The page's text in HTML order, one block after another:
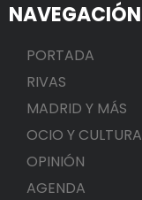
NAVEGACIÓN
PORTADA
RIVAS
MADRID Y MÁS
OCIO Y CULTURA
OPINIÓN
AGENDA